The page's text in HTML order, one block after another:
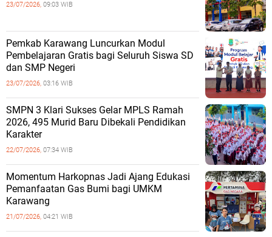
23/07/2026, 09:03 WIB
Pemkab Karawang Luncurkan Modul
Pembelajaran Gratis bagi Seluruh Siswa SD
dan SMP Negeri
23/07/2026, 03:16 WIB
SMPN 3 Klari Sukses Gelar MPLS Ramah
2026, 495 Murid Baru Dibekali Pendidikan
Karakter
22/07/2026, 07:34 WIB
Momentum Harkopnas Jadi Ajang Edukasi
Pemanfaatan Gas Bumi bagi UMKM
Karawang
21/07/2026, 04:21 WIB